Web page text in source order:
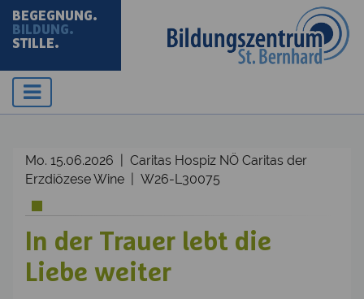
BEGEGNUNG.
BILDUNG.
STILLE.
Mo. 15.06.2026 | Caritas Hospiz NÖ Caritas der
Erzdiözese Wine | W26-L30075
In der Trauer lebt die
Liebe weiter